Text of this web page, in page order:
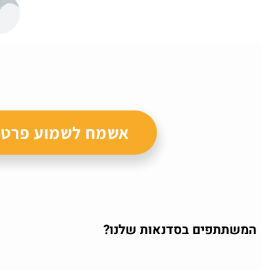
אשמח לשמוע
המשתתפים בסדנאות שלנו?